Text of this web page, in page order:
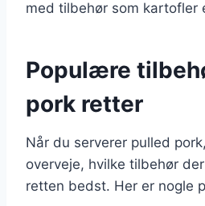
med tilbehør som kartofler
Populære
pork retter
Når du serverer pulled
overveje, hvilke tilbehør
retten bedst. Her er nogle